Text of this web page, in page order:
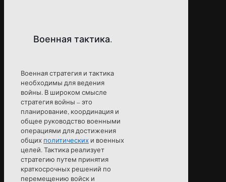
Военная тактика.
Военная стратегия и тактика
необходимы для ведения
войны. В широком смысле
стратегия войны – это
планирование, координация и
общее руководство военными
операциями для достижения
общих политических и военных
целей. Тактика реализует
стратегию путем принятия
краткосрочных решений по
перемещению войск и